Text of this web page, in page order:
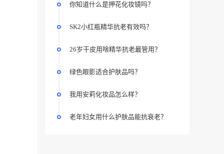
你知道什么是押花化妆镜吗？
SK2小红瓶精华抗老有效吗？
26岁干皮用啥精华抗老最管用？
绿色眼影适合护肤品吗？
我用安莉化妆品怎么样？
老年妇女用什么护肤品能抗衰老？